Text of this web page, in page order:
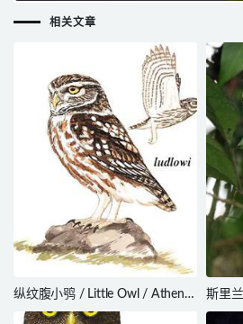
相关文章
纵纹腹小鸮 / Little Owl / Athene
noctua
斯里
Owl /